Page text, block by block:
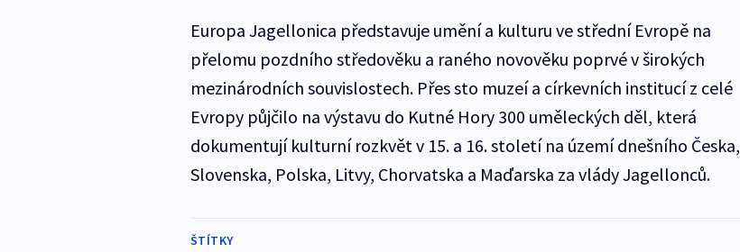
Europa Jagellonica představuje umění a kulturu ve střední Evropě na
přelomu pozdního středověku a raného novověku poprvé v širokých
mezinárodních souvislostech. Přes sto muzeí a církevních institucí z celé
Evropy půjčilo na výstavu do Kutné Hory 300 uměleckých děl, která
dokumentují kulturní rozkvět v 15. a 16. století na území dnešního Česka,
Slovenska, Polska, Litvy, Chorvatska a Maďarska za vlády Jagellonců.
ŠTÍTKY